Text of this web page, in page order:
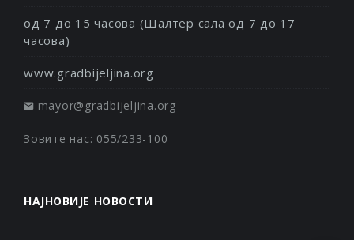
од 7 до 15 часова (Шалтер сала од 7 до 17
часова)
www.gradbijeljina.org
mayor@gradbijeljina.org
Зовите нас: 055/233-100
НАЈНОВИЈЕ НОВОСТИ